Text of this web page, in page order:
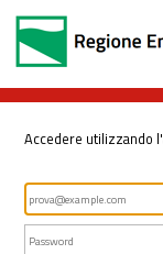
Accedere utilizzando